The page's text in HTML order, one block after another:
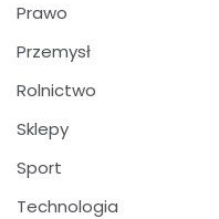
Prawo
Przemysł
Rolnictwo
Sklepy
Sport
Technologia